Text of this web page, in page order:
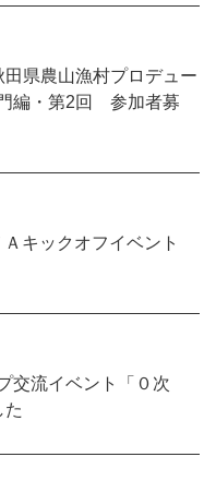
県農山漁村プロデュー
編・第2回 参加者募
キックオフイベント
交流イベント「０次
た